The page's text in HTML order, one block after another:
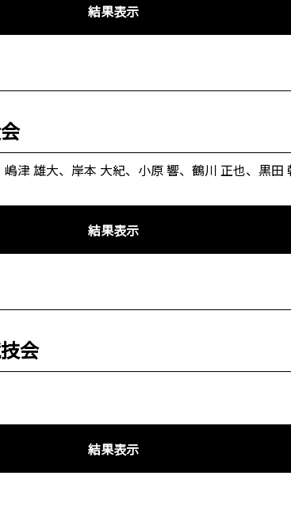
結果表示
津 雄大、岸本 大紀、小原 響、鶴川 正也、黒田
結果表示
会
結果表示